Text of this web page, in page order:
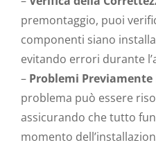
premontaggio, puoi
componenti siano
evitando errori durante
– Problemi
problema può essere
assicurando che tutto
momento